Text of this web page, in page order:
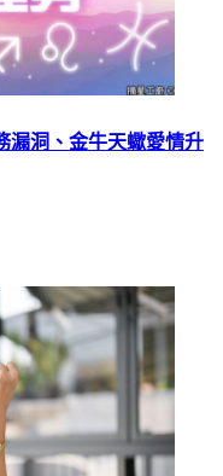
漏洞、金牛天蠍愛情升